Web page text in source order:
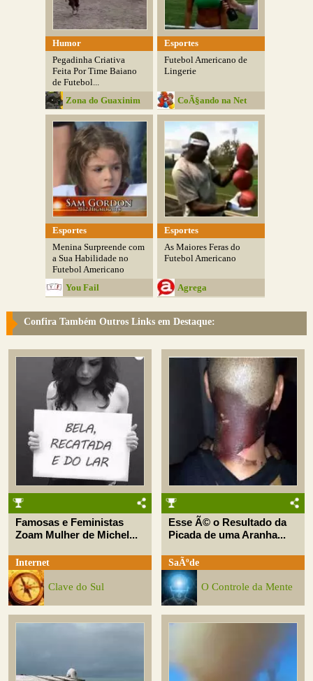
Humor
Pegadinha Criativa
Feita Por Time Baiano
de Futebol...
Zona do Guaxinim
Esportes
Futebol Americano de
Lingerie
CoÃ§ando na Net
Esportes
Menina Surpreende com
a Sua Habilidade no
Futebol Americano
You Fail
Esportes
As Maiores Feras do
Futebol Americano
Agrega
Confira Também Outros Links em Destaque:
Famosas e Feministas
Zoam Mulher de Michel...
Internet
Clave do Sul
Esse Ã© o Resultado da
Picada de uma Aranha...
SaÃºde
O Controle da Mente